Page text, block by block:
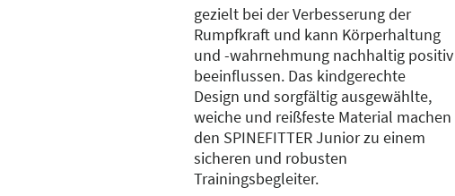
gezielt bei der Verbesserung der
Rumpfkraft und kann Körperhaltung
und -wahrnehmung nachhaltig positiv
beeinflussen. Das kindgerechte
Design und sorgfältig ausgewählte,
weiche und reißfeste Material machen
den SPINEFITTER Junior zu einem
sicheren und robusten
Trainingsbegleiter.